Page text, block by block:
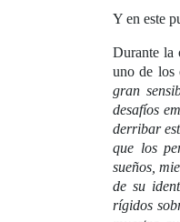
Y en este
Durante la
uno de los
gran
desafíos
derribar
que los
sueños,
de su
rígidos